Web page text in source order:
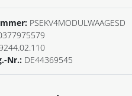
PSEKV4MODULWAAGESD
Nr.: DE44369545